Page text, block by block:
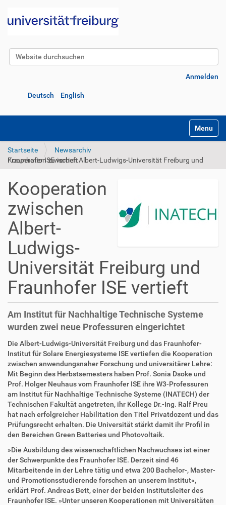
Website durchsuchen
Anmelden
Deutsch English
Startseite
Newsarchiv
Kooperation zwischen Albert-Ludwigs-Universität Freiburg und Fraunhofer ISE vertieft
Kooperation
zwischen
Albert-
Ludwigs-
Universität Freiburg und
Fraunhofer ISE vertieft
Am Institut für Nachhaltige Technische Systeme
wurden zwei neue Professuren eingerichtet
Die Albert-Ludwigs-Universität Freiburg und das Fraunhofer-
Institut für Solare Energiesysteme ISE vertiefen die Kooperation
zwischen anwendungsnaher Forschung und universitärer Lehre:
Mit Beginn des Herbstsemesters haben Prof. Sonia Dsoke und
Prof. Holger Neuhaus vom Fraunhofer ISE ihre W3-Professuren
am Institut für Nachhaltige Technische Systeme (INATECH) der
Technischen Fakultät angetreten, ihr Kollege Dr.-Ing. Ralf Preu
hat nach erfolgreicher Habilitation den Titel Privatdozent und das
Prüfungsrecht erhalten. Die Universität stärkt damit ihr Profil in
den Bereichen Green Batteries und Photovoltaik.
»Die Ausbildung des wissenschaftlichen Nachwuchses ist einer
der Schwerpunkte des Fraunhofer ISE. Derzeit sind 46
Mitarbeitende in der Lehre tätig und etwa 200 Bachelor-, Master-
und Promotionsstudierende forschen an unserem Institut«,
erklärt Prof. Andreas Bett, einer der beiden Institutsleiter des
Fraunhofer ISE. »Unter unseren Kooperationen mit Universitäten